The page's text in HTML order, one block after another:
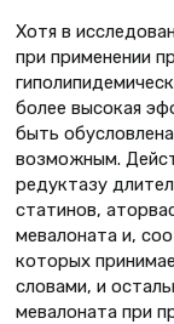
Хотя в
при применении
более высокая
быть
возможным.
редуктазу
статинов,
мевалоната и,
которых
словами, и
мевалоната при